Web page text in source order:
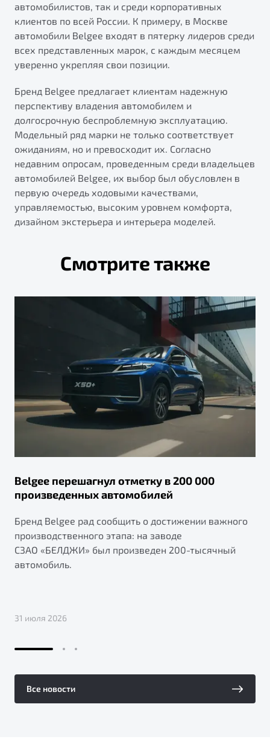
автомобилистов, так и среди корпоративных
клиентов по всей России. К примеру, в Москве
автомобили Belgee входят в пятерку лидеров среди
всех представленных марок, с каждым месяцем
уверенно укрепляя свои позиции.
Бренд Belgee предлагает клиентам надежную
перспективу владения автомобилем и
долгосрочную беспроблемную эксплуатацию.
Модельный ряд марки не только соответствует
ожиданиям, но и превосходит их. Согласно
недавним опросам, проведенным среди владельцев
автомобилей Belgee, их выбор был обусловлен в
первую очередь ходовыми качествами,
управляемостью, высоким уровнем комфорта,
дизайном экстерьера и интерьера моделей.
Смотрите также
Belgee перешагнул отметку в 200 000
произведенных автомобилей
Бренд Belgee рад сообщить о достижении важного
производственного этапа: на заводе
СЗАО «БЕЛДЖИ» был произведен 200-тысячный
автомобиль.
31 июля 2026
Все новости